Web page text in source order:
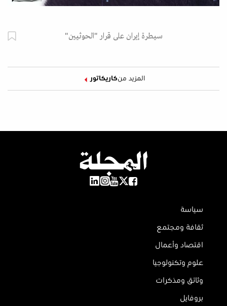
سيطرة إيران على قرار "الحوثيين"
المزيد منكاريكاتور
سياسة
ثقافة ومجتمع
اقتصاد وأعمال
علوم وتكنولوجيا
وثائق ومذكرات
بروفايل